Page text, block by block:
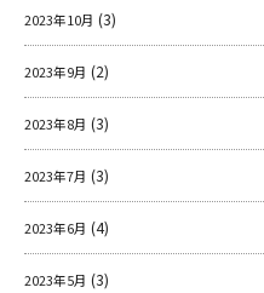
2023年10月 (3)
2023年9月 (2)
2023年8月 (3)
2023年7月 (3)
2023年6月 (4)
2023年5月 (3)